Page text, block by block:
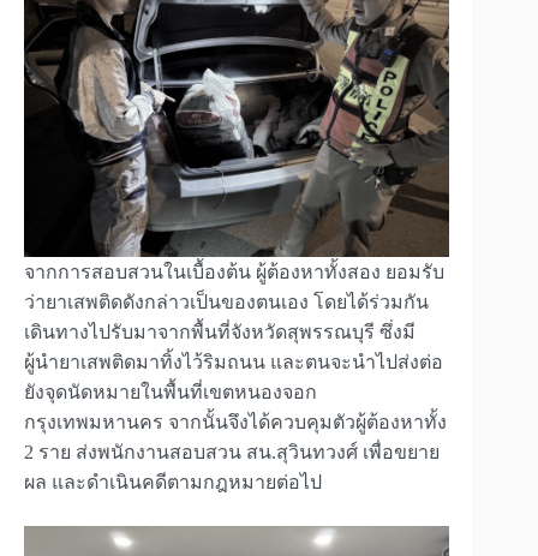
จากการสอบสวนในเบื้องต้น ผู้ต้องหาทั้งสอง ยอมรับ
ว่ายาเสพติดดังกล่าวเป็นของตนเอง โดยได้ร่วมกัน
เดินทางไปรับมาจากพื้นที่จังหวัดสุพรรณบุรี ซึ่งมี
ผู้นำยาเสพติดมาทิ้งไว้ริมถนน และตนจะนำไปส่งต่อ
ยังจุดนัดหมายในพื้นที่เขตหนองจอก
กรุงเทพมหานคร จากนั้นจึงได้ควบคุมตัวผู้ต้องหาทั้ง
2 ราย ส่งพนักงานสอบสวน สน.สุวินทวงศ์ เพื่อขยาย
ผล และดำเนินคดีตามกฎหมายต่อไป